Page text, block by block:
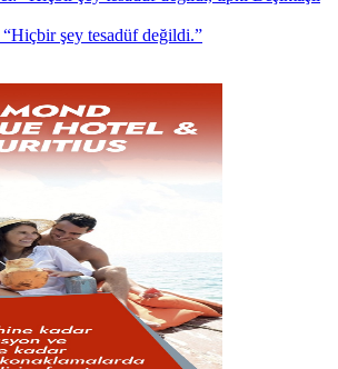
şey tesadüf değildi.”